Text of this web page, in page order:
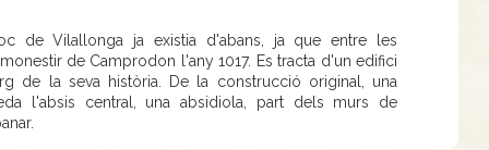
de Vilallonga ja existia d'abans, ja que entre les
de Camprodon l'any 1017. Es tracta d'un edifici
de la seva història. De la construcció original, una
l'absis central, una absidiola, part dels murs de